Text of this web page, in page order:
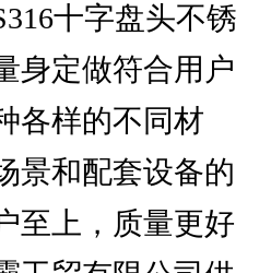
十字盘头不锈
身定做符合用户
各样的不同材
景和配套设备的
至上，质量更好